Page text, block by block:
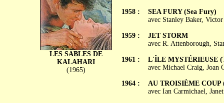
LES SABLES DE
KALAHARI
(1965)
1958 :
1959 :
1961 :
1964 :
SEA FURY (Sea Fury)
avec Stanley Baker,
JET STORM
avec R. Attenborough,
L'ÎLE MYSTÉRIEUSE
avec Michael Craig,
AU TROISIÈME COUP
avec Ian Carmichael,